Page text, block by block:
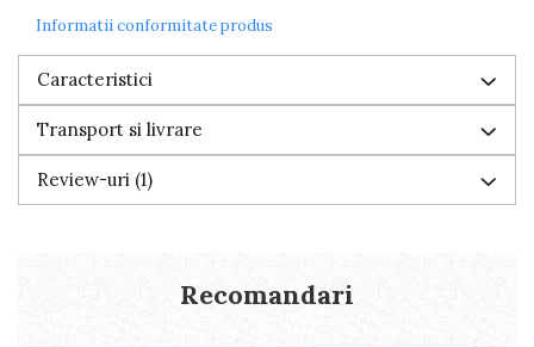
Informatii conformitate produs
Caracteristici
Transport si livrare
Review-uri (1)
Recomandari